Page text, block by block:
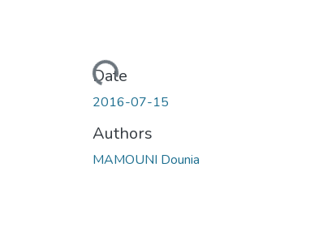
Loading...
Date
2016-07-15
Authors
MAMOUNI Dounia